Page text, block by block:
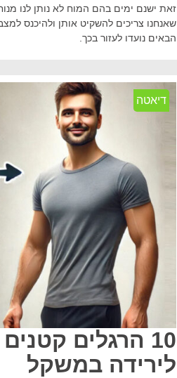
זאת ישנם ימים בהם המוח לא נותן לנו
שאנחנו צריכים להשקיט אותן ולהיכנס
הבאים נועדו לעזור בכך.
דיאטה
10 הרגלים
לירידה במשקל